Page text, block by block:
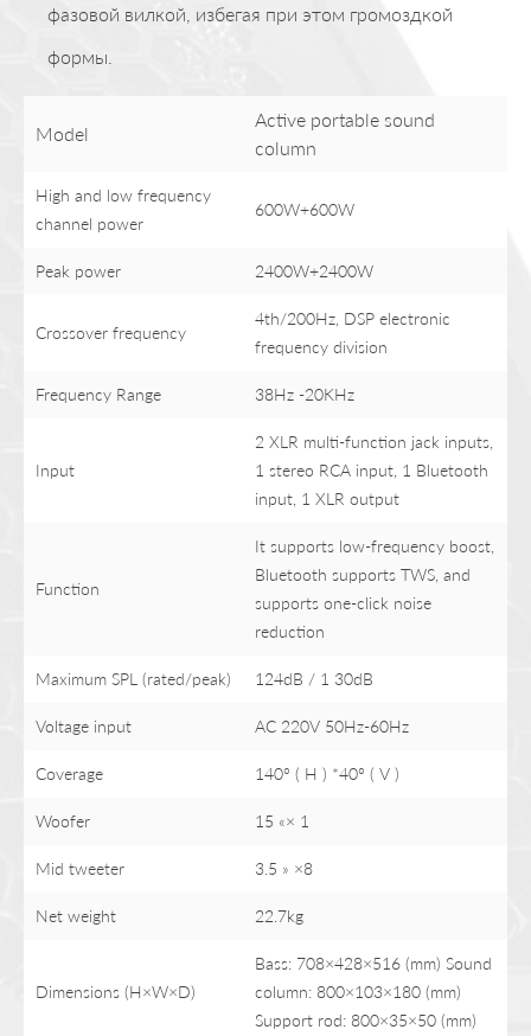
фазовой вилкой, избегая при этом громоздкой
формы.
Model
Active portable sound
column
High and low frequency
channel power
600W+600W
Peak power 2400W+2400W
Crossover frequency
4th/200Hz, DSP electronic
frequency division
Frequency Range 38Hz -20KHz
Input
2 XLR multi-function jack inputs,
1 stereo RCA input, 1 Bluetooth
input, 1 XLR output
Function
It supports low-frequency boost,
Bluetooth supports TWS, and
supports one-click noise
reduction
Maximum SPL (rated/peak) 124dB / 1 30dB
Voltage input AC 220V 50Hz-60Hz
Coverage 140° ( H ) *40° ( V )
Woofer 15 «× 1
Mid tweeter 3.5 » ×8
Net weight 22.7kg
Dimensions (H×W×D)
Bass: 708×428×516 (mm) Sound
column: 800×103×180 (mm)
Support rod: 800×35×50 (mm)